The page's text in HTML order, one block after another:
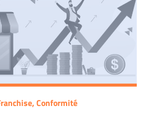
Conformité